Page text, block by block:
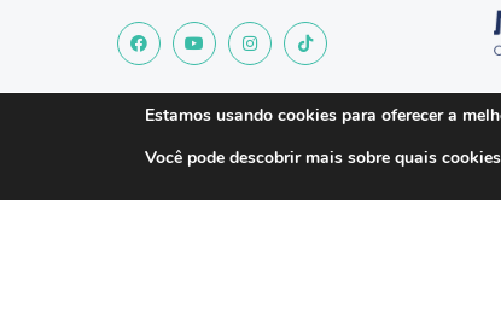
Estamos usando cookies para oferecer a
Você pode descobrir mais sobre quais